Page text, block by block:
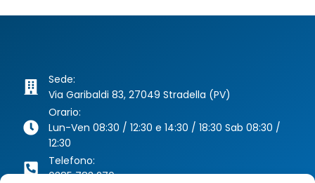
Sede:
Via Garibaldi 83, 27049 Stradella (PV)
Orario:
Lun-Ven 08:30 / 12:30 e 14:30 / 18:30 Sab 08:30 /
12:30
Telefono:
0385 783 270